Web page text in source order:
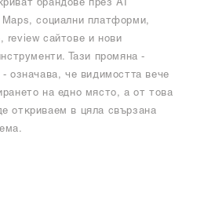
брандове през AI
социални платформи,
review сайтове и нови
Тази промяна -
означава, че видимостта вече
на едно място, а от това
откриваем в цяла свързана